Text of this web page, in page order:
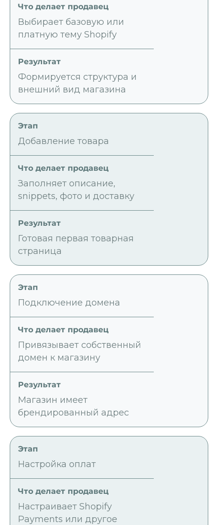
Выбирает базовую или
платную тему Shopify
Формируется структура и
внешний вид магазина
Добавление товара
Заполняет описание,
snippets, фото и доставку
Готовая первая товарная
страница
Подключение домена
Привязывает собственный
домен к магазину
Магазин имеет
брендированный адрес
Настройка оплат
Настраивает Shopify
Payments или другое